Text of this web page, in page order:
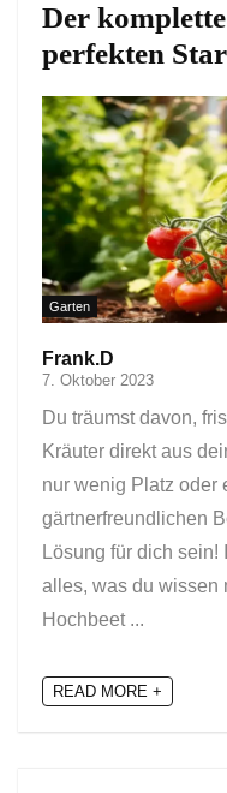
Der
perfekten
Garten
Frank.D
7. Oktober 2023
Du träumst davon,
Kräuter direkt aus
nur wenig Platz oder
gärtnerfreundlichen
Lösung für dich sein!
alles, was du wissen
Hochbeet ...
READ MORE +